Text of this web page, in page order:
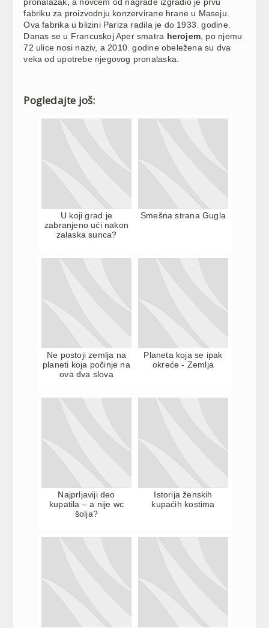
fabriku za proizvodnju konzervirane hrane u Maseju.
Ova fabrika u blizini Pariza radila je do 1933. godine.
Danas se u Francuskoj Aper smatra herojem , po njemu
72 ulice nosi naziv, a 2010. godine obeležena su dva
veka od upotrebe njegovog pronalaska.
Pogledajte još:
U koji grad je
zabranjeno ući nakon
zalaska sunca?
Smešna strana Gugla
Ne postoji zemlja na
planeti koja počinje na
ova dva slova
Planeta koja se ipak
okreće - Zemlja
Najprljaviji deo
kupatila – a nije wc
šolja?
Istorija ženskih
kupaćih kostima